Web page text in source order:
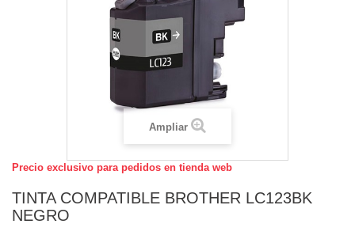
Ampliar
Precio exclusivo para pedidos en tienda web
TINTA COMPATIBLE BROTHER LC123BK
NEGRO